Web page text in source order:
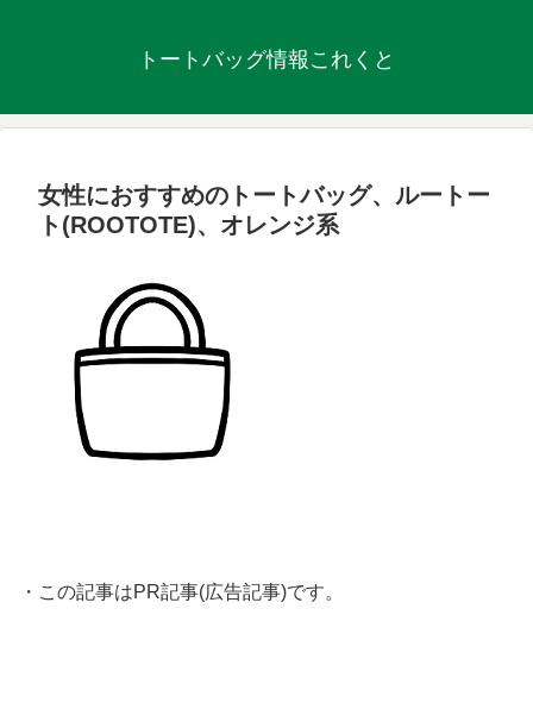
トートバッグ情報これくと
女性におすすめのトートバッグ、ルートー
ト(ROOTOTE)、オレンジ系
・この記事はPR記事(広告記事)です。